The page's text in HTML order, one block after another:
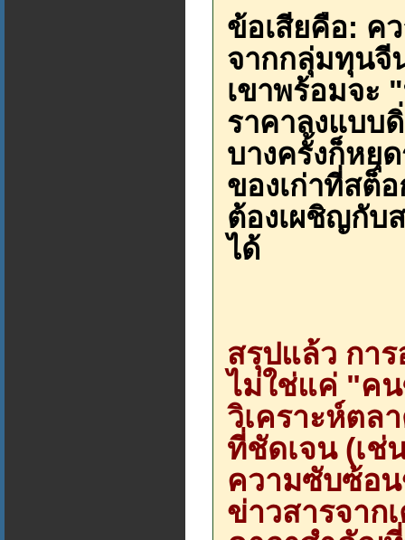
ข้อเสียคือ: ค
จากกลุ่มทุนจี
เขาพร้อมจะ
ราคาลงแบบ
บางครั้งก็หยุ
ของเก่าที่สต็
ต้องเผชิญกับ
ได้
สรุปแล้ว กา
ไม่ใช่แค่ "ค
วิเคราะห์ตล
ที่ชัดเจน (เช่
ความซับซ้อ
ข่าวสารจาก